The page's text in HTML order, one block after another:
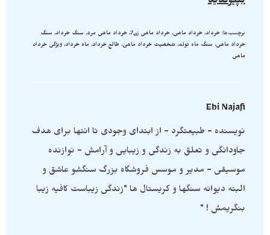
برچسب‌ها:خرداد, خرداد ماهی, خرداد ماهی زن7 , خرداد ماهی مرد, سنگ خرداد, سنگ
خرداد ماهی, سنگ ماه تولد, شخصیت خرداد ماهی, طالع خرداد, ماه خرداد, ویژگی خرداد
ماهی
Ebi Najafi
نویسنده - طبیعتگرد - از ابتدای وجودی تا انتها برای هدف
جاودانگی و تعلق به زندگی و زیبایی و آرامش - نوازنده
موسیقی - مدیر و موسس فروشگاه بزرگ سنگشو عاشق و
البته دیوانه سنگها و کریستال ها "زندگی زیباست کافیه زیبا
بنگریمش ! "